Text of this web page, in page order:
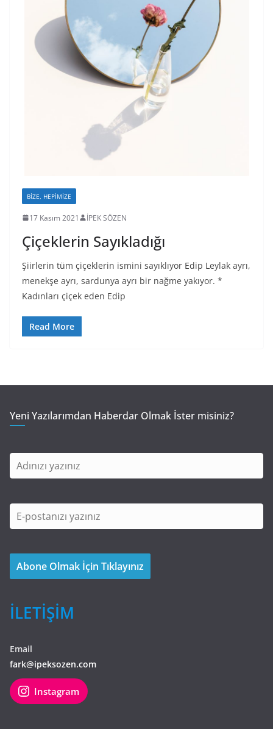
BIZE, HEPIMIZE
17 Kasım 2021 İPEK SÖZEN
Çiçeklerin Sayıkladığı
Şiirlerin tüm çiçeklerin ismini sayıklıyor Edip Leylak ayrı,
menekşe ayrı, sardunya ayrı bir nağme yakıyor. *
Kadınları çiçek eden Edip
Read More
Yeni Yazılarımdan Haberdar Olmak İster misiniz?
İLETİŞİM
Email
fark@ipeksozen.com
Instagram